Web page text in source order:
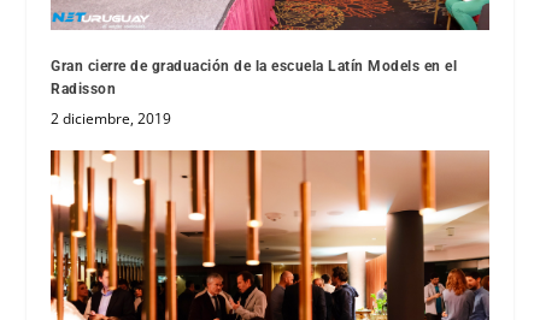
Gran cierre de graduación de la escuela Latín Models en el
Radisson
2 diciembre, 2019